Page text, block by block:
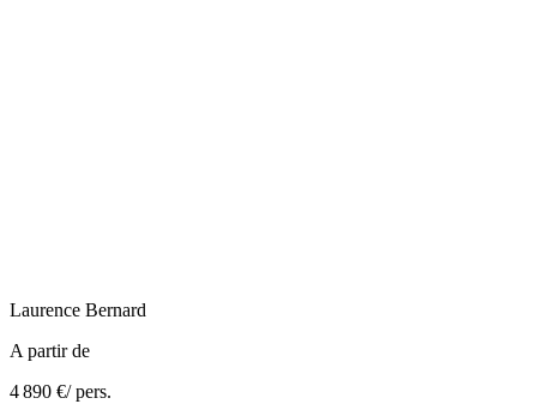
Laurence Bernard
A partir de
4 890 €/ pers.